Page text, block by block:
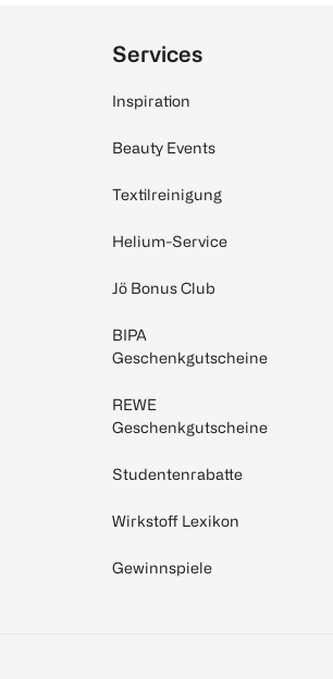
Services
Inspiration
Beauty Events
Textilreinigung
Helium-Service
Jö Bonus Club
BIPA
Geschenkgutscheine
REWE
Geschenkgutscheine
Studentenrabatte
Wirkstoff Lexikon
Gewinnspiele